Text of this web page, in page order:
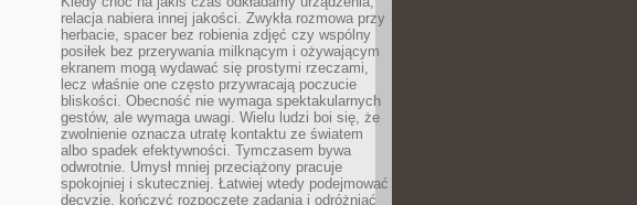
relacja nabiera innej jakości. Zwykła rozmowa przy
herbacie, spacer bez robienia zdjęć czy wspólny
posiłek bez przerywania milknącym i ożywającym
ekranem mogą wydawać się prostymi rzeczami,
lecz właśnie one często przywracają poczucie
bliskości. Obecność nie wymaga spektakularnych
gestów, ale wymaga uwagi. Wielu ludzi boi się, że
zwolnienie oznacza utratę kontaktu ze światem
albo spadek efektywności. Tymczasem bywa
odwrotnie. Umysł mniej przeciążony pracuje
spokojniej i skuteczniej. Łatwiej wtedy podejmować
decyzje, kończyć rozpoczęte zadania i odróżniać